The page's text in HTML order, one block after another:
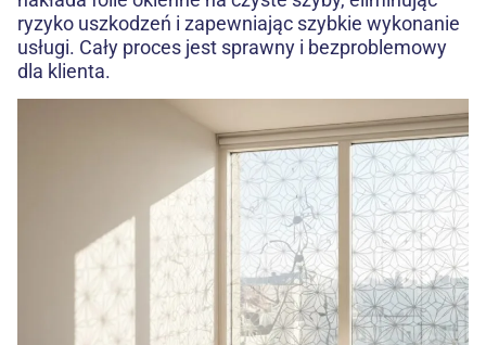
ryzyko uszkodzeń i zapewniając szybkie wykonanie
usługi. Cały proces jest sprawny i bezproblemowy
dla klienta.